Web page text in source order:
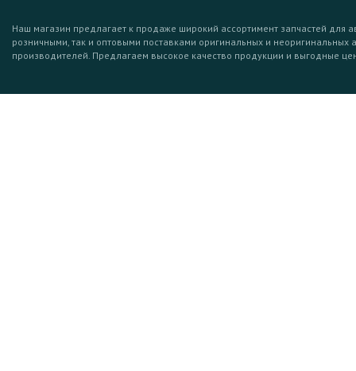
Наш магазин предлагает к продаже широкий ассортимент запчастей для
розничными, так и оптовыми поставками оригинальных и неоригинальных
производителей. Предлагаем высокое качество продукции и выгодные